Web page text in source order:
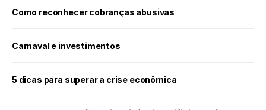
Como reconhecer cobranças abusivas
Carnaval e investimentos
5 dicas para superar a crise econômica